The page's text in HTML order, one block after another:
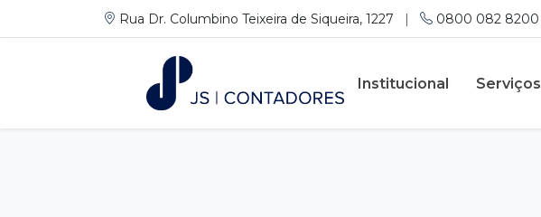
Rua Dr. Columbino Teixeira de Siqueira, 1227 | 0800 082 8200
Institucional Serviços